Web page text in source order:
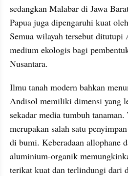
sedangkan Malabar di Jawa
Papua juga dipengaruhi kuat
Semua wilayah tersebut ditutupi
medium ekologis bagi
Nusantara.
Ilmu tanah modern bahkan
Andisol memiliki dimensi yang
sekadar media tumbuh
merupakan salah satu
di bumi. Keberadaan allophane
aluminium-organik
terikat kuat dan terlindungi dari